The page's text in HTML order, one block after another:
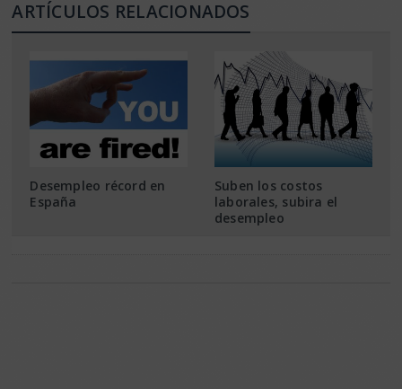
ARTÍCULOS RELACIONADOS
Desempleo récord en
España
Suben los costos
laborales, subira el
desempleo